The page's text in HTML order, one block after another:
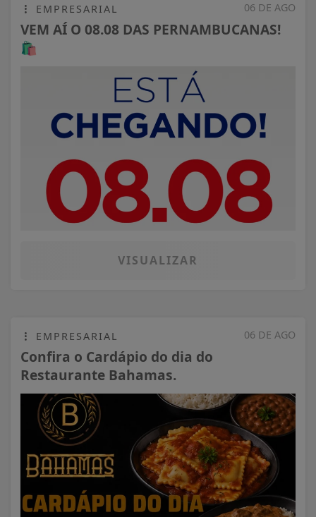
06 DE AGO
EMPRESARIAL
VEM AÍ O 08.08 DAS PERNAMBUCANAS!
🛍️
VISUALIZAR
06 DE AGO
EMPRESARIAL
Confira o Cardápio do dia do
Restaurante Bahamas.